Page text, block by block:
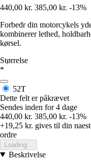
440,00 kr. 385,00 kr. -13%
Forbedr din motorcykels
kombinerer lethed,
kørsel.
Størrelse
*
52T
Dette felt er påkrævet
Sendes inden for 4 dage
440,00 kr. 385,00 kr. -13%
+19,25 kr. gives til din
ordre
Loading...
Beskrivelse